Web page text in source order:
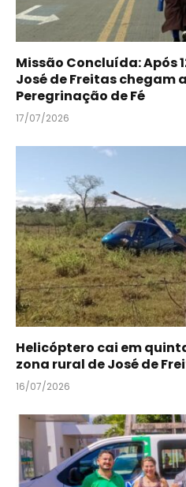
Missão Concluída: Após
José de Freitas chegam
Peregrinação de Fé
17/07/2026
Helicóptero cai em
zona rural de José de
16/07/2026